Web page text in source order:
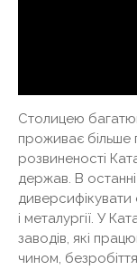
Столицею
проживає більше
розвиненості
держав. В
диверсифікувати
і металургії. У
заводів, які
чином,